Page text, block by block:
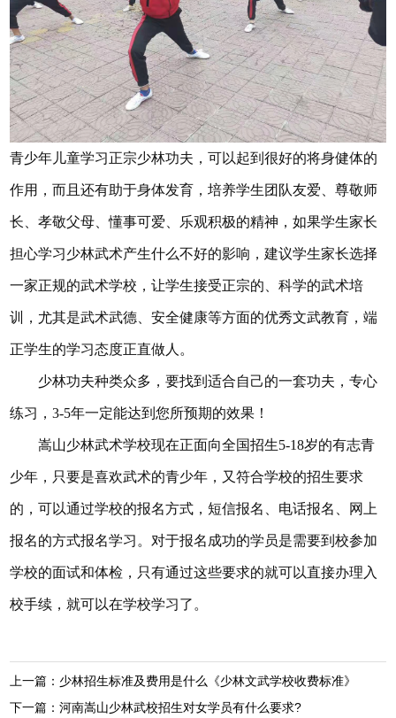
青少年儿童学习正宗少林功夫，可以起到很好的将身健体的
作用，而且还有助于身体发育，培养学生团队友爱、尊敬师
长、孝敬父母、懂事可爱、乐观积极的精神，如果学生家长
担心学习少林武术产生什么不好的影响，建议学生家长选择
一家正规的武术学校，让学生接受正宗的、科学的武术培
训，尤其是武术武德、安全健康等方面的优秀文武教育，端
正学生的学习态度正直做人。
少林功夫种类众多，要找到适合自己的一套功夫，专心
练习，3-5年一定能达到您所预期的效果！
嵩山少林武术学校现在正面向全国招生5-18岁的有志青
少年，只要是喜欢武术的青少年，又符合学校的招生要求
的，可以通过学校的报名方式，短信报名、电话报名、网上
报名的方式报名学习。对于报名成功的学员是需要到校参加
学校的面试和体检，只有通过这些要求的就可以直接办理入
校手续，就可以在学校学习了。
上一篇：少林招生标准及费用是什么《少林文武学校收费标准》
下一篇：河南嵩山少林武校招生对女学员有什么要求?